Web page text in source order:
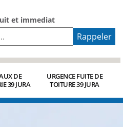
et immediat
DE
39 JURA
URGENCE FUITE DE
TOITURE 39 JURA